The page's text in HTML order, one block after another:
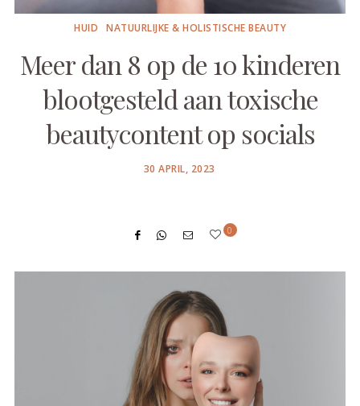
HUID NATUURLIJKE & HOLISTISCHE BEAUTY
Meer dan 8 op de 10 kinderen
blootgesteld aan toxische
beautycontent op socials
POSTED
30 APRIL, 2023
0